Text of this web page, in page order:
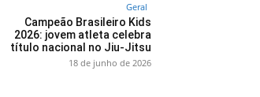
Geral
Campeão Brasileiro Kids
2026: jovem atleta celebra
título nacional no Jiu-Jitsu
18 de junho de 2026